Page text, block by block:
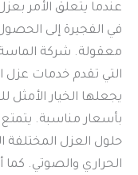
عندما يتعلق الأمر
في الفجيرة إلى
معقولة. شركة الماسة
التي تقدم خدمات عزل
يجعلها الخيار الأمثل
بأسعار مناسبة.
حلول العزل المختلفة
الحراري والصوتي.